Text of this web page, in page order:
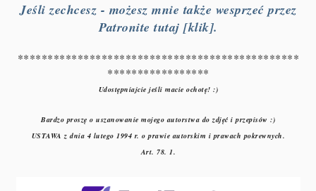
Jeśli zechcesz - możesz mnie także wesprzeć przez
Patronite tutaj [klik].
***********************************************
*****************
Udostępniajcie jeśli macie ochotę! :)
Bardzo proszę o uszanowanie mojego autorstwa do zdjęć i przepisów :)
USTAWA z dnia 4 lutego 1994 r. o prawie autorskim i prawach pokrewnych.
Art. 78. 1.